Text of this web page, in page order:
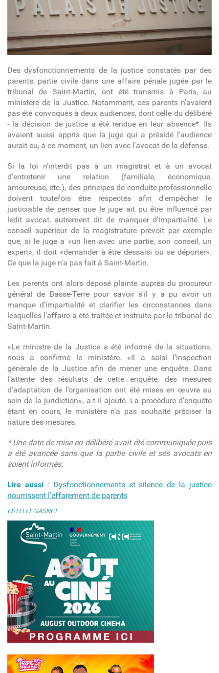
Des dysfonctionnements de la justice constatés par des
parents, partie civile dans une affaire pénale jugée par le
tribunal de Saint-Martin, ont été transmis à Paris, au
ministère de la Justice. Notamment, ces parents n'avaient
pas été convoqués à deux audiences, dont celle du délibéré
- la décision de justice a été rendue en leur absence*. Ils
avaient aussi appris que la juge qui a présidé l'audience
aurait eu, à ce moment, un lien avec l'avocat de la défense.
Si la loi n'interdit pas à un magistrat et à un avocat
d'entretenir une relation (familiale, économique,
amoureuse, etc.), des principes de conduite professionnelle
doivent toutefois être respectés afin d'empêcher le
justiciable de penser que le juge ait pu être influencé par
ledit avocat, autrement dit de manquer d'impartialité. Le
conseil supérieur de la magistrature prévoit par exemple
que, si le juge a «un lien avec une partie, son conseil, un
expert», il doit «demander à être dessaisi ou se déporter».
Ce que la juge n'a pas fait à Saint-Martin.
Les parents ont alors déposé plainte auprès du procureur
général de Basse-Terre pour savoir s'il y a pu avoir un
manque d'impartialité et clarifier les circonstances dans
lesquelles l'affaire a été traitée et instruite par le tribunal de
Saint-Martin.
«Le ministre de la Justice a été informé de la situation»,
nous a confirmé le ministère. «Il a saisi l’inspection
générale de la Justice afin de mener une enquête. Dans
l’attente des résultats de cette enquête, des mesures
d’adaptation de l’organisation ont été mises en œuvre au
sein de la juridiction», a-t-il ajouté. La procédure d'enquête
étant en cours, le ministère n'a pas souhaité préciser la
nature des mesures.
* Une date de mise en délibéré avait été communiquée puis
a été avancée sans que la partie civile et ses avocats en
soient informés.
Lire aussi : Dysfonctionnements et silence de la justice
nourrissent l’effarement de parents
ESTELLE GASNET